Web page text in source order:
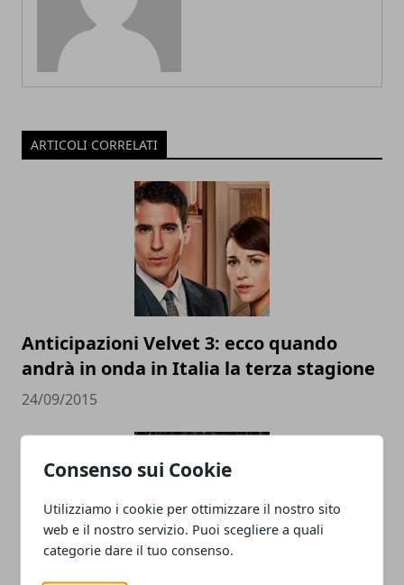
Consenso sui Cookie
Utilizziamo i cookie per ottimizzare il nostro sito
web e il nostro servizio. Puoi scegliere a quali
categorie dare il tuo consenso.
ARTICOLI CORRELATI
Anticipazioni Velvet 3: ecco quando
andrà in onda in Italia la terza stagione
24/09/2015